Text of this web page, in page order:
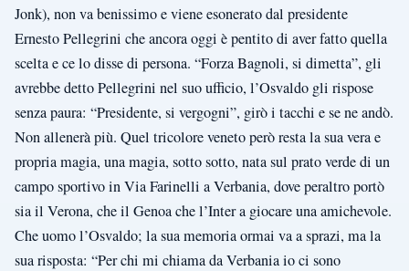
Jonk), non va benissimo e viene esonerato dal presidente
Ernesto Pellegrini che ancora oggi è pentito di aver fatto quella
scelta e ce lo disse di persona. “Forza Bagnoli, si dimetta”, gli
avrebbe detto Pellegrini nel suo ufficio, l’Osvaldo gli rispose
senza paura: “Presidente, si vergogni”, girò i tacchi e se ne andò.
Non allenerà più. Quel tricolore veneto però resta la sua vera e
propria magia, una magia, sotto sotto, nata sul prato verde di un
campo sportivo in Via Farinelli a Verbania, dove peraltro portò
sia il Verona, che il Genoa che l’Inter a giocare una amichevole.
Che uomo l’Osvaldo; la sua memoria ormai va a sprazi, ma la
sua risposta: “Per chi mi chiama da Verbania io ci sono